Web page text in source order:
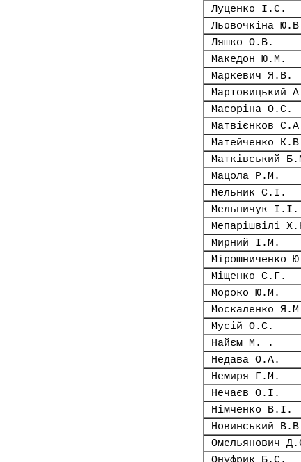
Луценко І.С.
Льовочкіна
Ляшко О.В.
Македон Ю.М.
Маркевич Я.В.
Мартовицький
Масоріна О.С.
Матвієнков
Матейченко
Матківський
Мацола Р.М.
Мельник С.І.
Мельничук І.І.
Мепарішвілі
Мирний І.М.
Мірошниченко
Міщенко С.Г.
Мороко Ю.М.
Москаленко
Мусій О.С.
Найєм М. .
Недава О.А.
Немиря Г.М.
Нечаєв О.І.
Німченко В.І.
Новинський
Омельянович